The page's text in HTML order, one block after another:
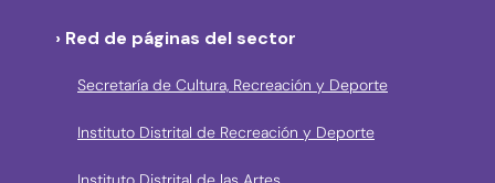
› Red de páginas del sector
Secretaría de Cultura, Recreación y Deporte
Instituto Distrital de Recreación y Deporte